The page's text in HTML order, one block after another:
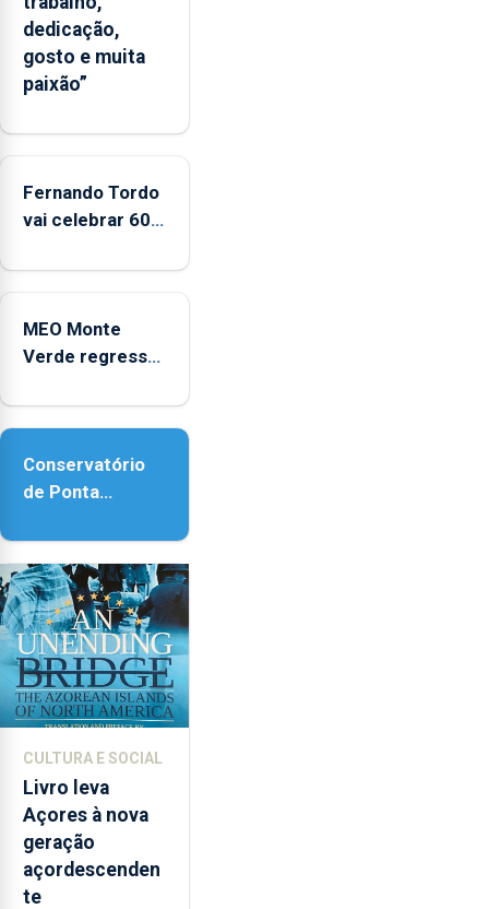
significativo”
da
CPUE
entre
e
dedicação,
gosto e muita
paixão”
Fernando Tordo
vai celebrar 60
no Coliseu
MEO Monte
Verde regressa
acessibilidade
Conservatório
de Ponta
contar com
novos
instrumentos
CULTURA E SOCIAL
Livro leva
Açores à nova
geração
açordescenden
te